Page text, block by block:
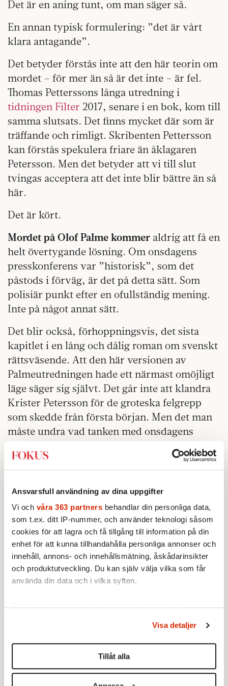
Ansvarsfull användning av dina uppgifter
Vi och våra 363 partners behandlar din personliga data,
som t.ex. ditt IP-nummer, och använder teknologi såsom
cookies för att lagra och få tillgång till information på din
enhet för att kunna tillhandahålla personliga annonser och
innehåll, annons- och innehållsmätning, åskådarinsikter
och produktutveckling. Du kan själv välja vilka som får
använda din data och i vilka syften.
Du kan ändra eller dra tillbaka ditt samtycke när som
helst från cookie-förklaringen.
Vi använder enhetsidentifierare för att anpassa innehållet
Visa detaljer
Tillåt alla
Det är en aning tunt, om man säger så.
En annan typisk formulering: ”det är vårt
klara antagande”.
Det betyder förstås inte att den här teorin om
mordet – för mer än så är det inte – är fel.
Thomas Petterssons långa utredning i
tidningen Filter 2017, senare i en bok, kom till
samma slutsats. Det finns mycket där som är
träffande och rimligt. Skribenten Pettersson
kan förstås spekulera friare än åklagaren
Petersson. Men det betyder att vi till slut
tvingas acceptera att det inte blir bättre än så
här.
Det är kört.
Mordet på Olof Palme kommer aldrig att få en
helt övertygande lösning. Om onsdagens
presskonferens var ”historisk”, som det
påstods i förväg, är det på detta sätt. Som
polisiär punkt efter en ofullständig mening.
Inte på något annat sätt.
Det blir också, förhoppningsvis, det sista
kapitlet i en lång och dålig roman om svenskt
rättsväsende. Att den här versionen av
Palmeutredningen hade ett närmast omöjligt
läge säger sig självt. Det går inte att klandra
Krister Petersson för de groteska felgrepp
som skedde från första början. Men det man
måste undra vad tanken med onsdagens
partiledardebatt, var.
göra det på det här sättet, genom att långt i
förväg påskina att Palmemordet nu är ”löst”
och att ha så hög svansföring att den
naturliga slutsatsen är att det måste ha
tillkommit något nytt och betydande – DNA,
ett vapen, ett solklart motiv – och sedan
komma med …
Egentligen ingenting. En indiciekedja.
Kanske Har Krister Petersson svårt att
förmedla det han kommit fram till på ett